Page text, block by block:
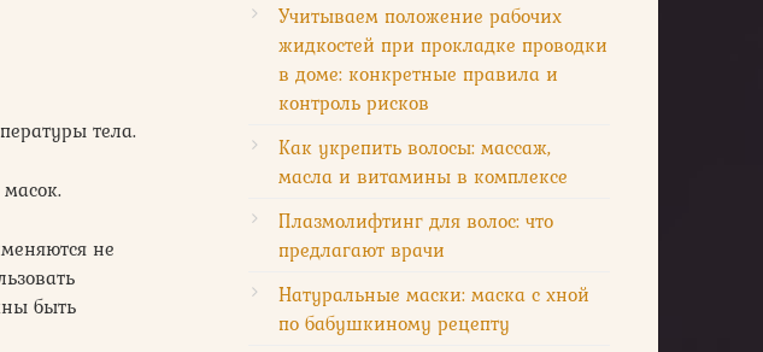
тела.
не
быть
Учитываем положение рабочих
жидкостей при прокладке проводки
в доме: конкретные правила и
контроль рисков
Как укрепить волосы: массаж,
масла и витамины в комплексе
Плазмолифтинг для волос: что
предлагают врачи
Натуральные маски: маска с хной
по бабушкиному рецепту